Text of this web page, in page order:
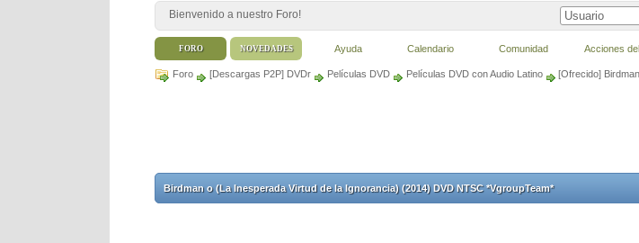
Foro [Descargas P2P] DVDr Películas DVD Películas DVD con Audio Latino [Ofrecido]
Birdman o (La Inesperada Virtud de la Ignorancia) (2014) DVD NTSC *VgroupTeam*
Bienvenido a nuestro Foro!
FORO Ayuda Calendario Comunidad Acciones
NOVEDADES